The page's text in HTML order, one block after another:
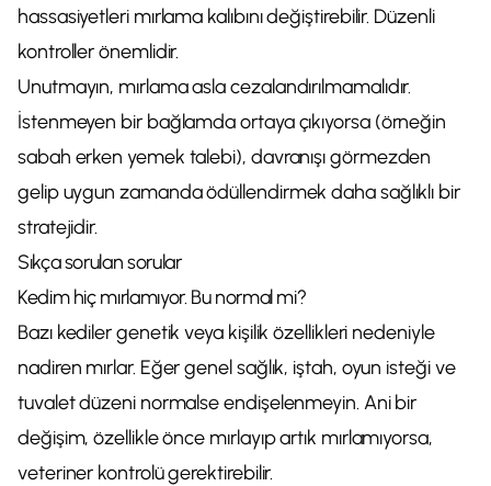
hassasiyetleri mırlama kalıbını değiştirebilir. Düzenli
kontroller önemlidir.
Unutmayın, mırlama asla cezalandırılmamalıdır.
İstenmeyen bir bağlamda ortaya çıkıyorsa (örneğin
sabah erken yemek talebi), davranışı görmezden
gelip uygun zamanda ödüllendirmek daha sağlıklı bir
stratejidir.
Sıkça sorulan sorular
Kedim hiç mırlamıyor. Bu normal mi?
Bazı kediler genetik veya kişilik özellikleri nedeniyle
nadiren mırlar. Eğer genel sağlık, iştah, oyun isteği ve
tuvalet düzeni normalse endişelenmeyin. Ani bir
değişim, özellikle önce mırlayıp artık mırlamıyorsa,
veteriner kontrolü gerektirebilir.